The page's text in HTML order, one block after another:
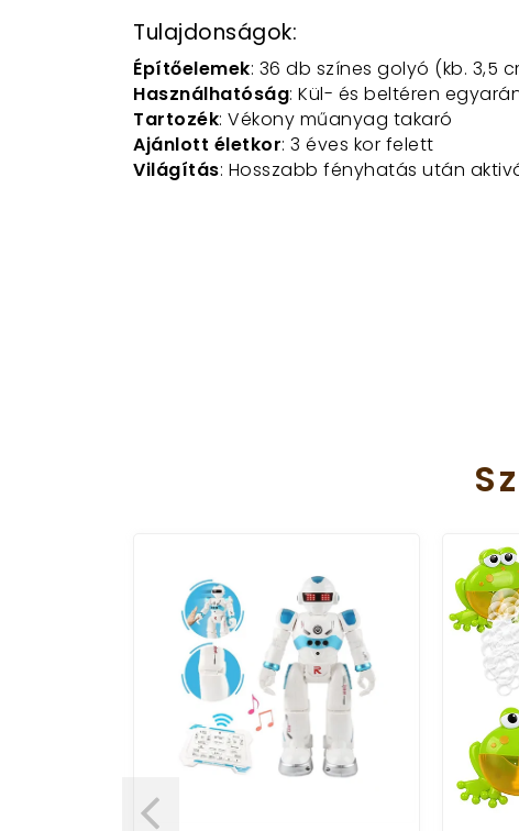
Tulajdonságok:
Építőelemek: 36 db színes golyó (kb. 3,5
Használhatóság: Kül- és beltéren
Tartozék: Vékony műanyag takaró
Ajánlott életkor: 3 éves kor felett
Világítás: Hosszabb fényhatás után